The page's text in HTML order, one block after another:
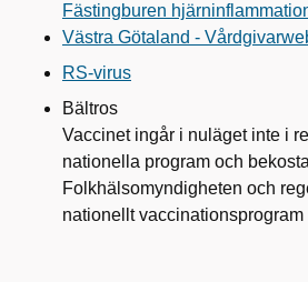
Fästingburen
Västra Götaland -
RS-virus
Bältros
Vaccinet ingår i nuläget inte i
nationella program och
Folkhälsomyndigheten och
nationellt vaccinationsprogram